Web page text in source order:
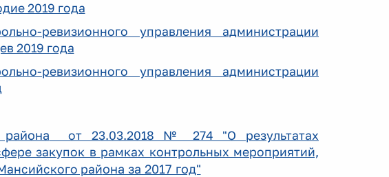
2019 года
ревизионного управления администрации
2019 года
ревизионного управления администрации
от 23.03.2018 № 274 "О результатах
закупок в рамках контрольных мероприятий,
района за 2017 год"